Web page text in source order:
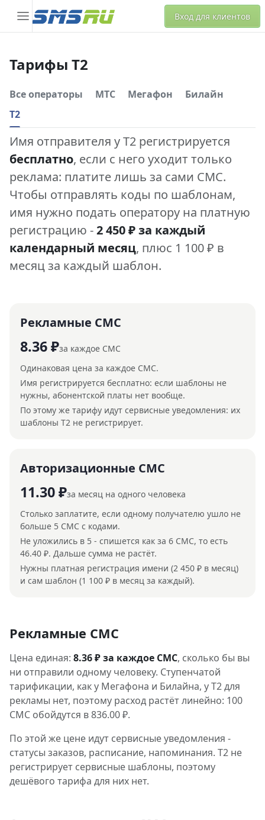
Вход для клиентов
Тарифы Т2
Все операторы МТС Мегафон
Билайн
Т2
Имя отправителя у Т2 регистрируется
бесплатно, если с него уходит только
реклама: платите лишь за сами СМС.
Чтобы отправлять коды по шаблонам,
имя нужно подать оператору на платную
регистрацию -2 450 ₽ за каждый
календарный месяц, плюс 1 100 ₽ в
месяц за каждый шаблон.
Рекламные СМС
8.36 ₽за каждое СМС
Одинаковая цена за каждое СМС.
Имя регистрируется бесплатно: если шаблоны не
нужны, абонентской платы нет вообще.
По этому же тарифу идут сервисные уведомления: их
шаблоны Т2 не регистрирует.
Авторизационные СМС
11.30 ₽за месяц на одного человека
Столько заплатите, если одному получателю ушло не
больше 5 СМС с кодами.
Не уложились в 5 - спишется как за 6 СМС, то есть
46.40 ₽. Дальше сумма не растёт.
Нужны платная регистрация имени (2 450 ₽ в месяц)
и сам шаблон (1 100 ₽ в месяц за каждый).
Рекламные СМС
Цена единая: 8.36 ₽ за каждое СМС, сколько бы вы
ни отправили одному человеку. Ступенчатой
тарификации, как у Мегафона и Билайна, у Т2 для
рекламы нет, поэтому расход растёт линейно: 100
СМС обойдутся в 836.00 ₽.
По этой же цене идут сервисные уведомления -
статусы заказов, расписание, напоминания. Т2 не
регистрирует сервисные шаблоны, поэтому
дешёвого тарифа для них нет.